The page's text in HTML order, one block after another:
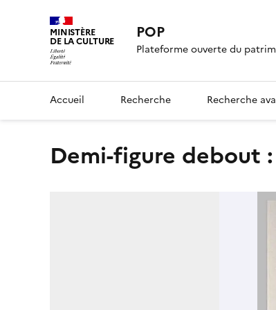
MINISTÈRE
DE LA CULTURE POP
Plateforme ouverte du
Accueil Recherche Recherche
Demi-figure debout